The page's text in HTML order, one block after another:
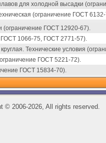
для холодной высадки
(ограничение ГОСТ
(ограничение ГОСТ 12920-67).
ГОСТ 1066-75, ГОСТ 2771-57).
Технические условия
ГОСТ 5221-72).
ГОСТ 15834-70).
©2006-2026, All rights reserved.